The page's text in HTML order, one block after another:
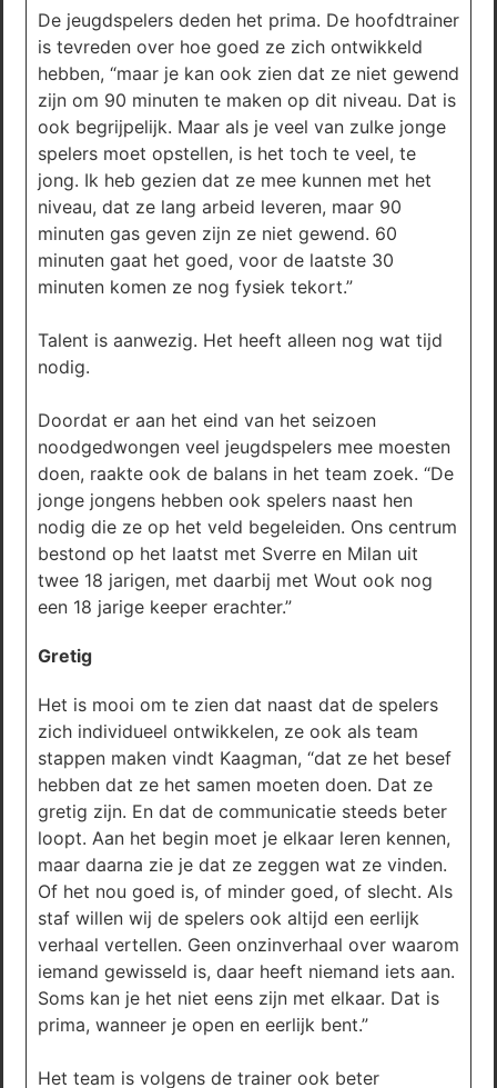
De jeugdspelers deden het prima. De hoofdtrainer
is tevreden over hoe goed ze zich ontwikkeld
hebben, “maar je kan ook zien dat ze niet gewend
zijn om 90 minuten te maken op dit niveau. Dat is
ook begrijpelijk. Maar als je veel van zulke jonge
spelers moet opstellen, is het toch te veel, te
jong. Ik heb gezien dat ze mee kunnen met het
niveau, dat ze lang arbeid leveren, maar 90
minuten gas geven zijn ze niet gewend. 60
minuten gaat het goed, voor de laatste 30
minuten komen ze nog fysiek tekort.”
Talent is aanwezig. Het heeft alleen nog wat tijd
nodig.
Doordat er aan het eind van het seizoen
noodgedwongen veel jeugdspelers mee moesten
doen, raakte ook de balans in het team zoek. “De
jonge jongens hebben ook spelers naast hen
nodig die ze op het veld begeleiden. Ons centrum
bestond op het laatst met Sverre en Milan uit
twee 18 jarigen, met daarbij met Wout ook nog
een 18 jarige keeper erachter.”
Gretig
Het is mooi om te zien dat naast dat de spelers
zich individueel ontwikkelen, ze ook als team
stappen maken vindt Kaagman, “dat ze het besef
hebben dat ze het samen moeten doen. Dat ze
gretig zijn. En dat de communicatie steeds beter
loopt. Aan het begin moet je elkaar leren kennen,
maar daarna zie je dat ze zeggen wat ze vinden.
Of het nou goed is, of minder goed, of slecht. Als
staf willen wij de spelers ook altijd een eerlijk
verhaal vertellen. Geen onzinverhaal over waarom
iemand gewisseld is, daar heeft niemand iets aan.
Soms kan je het niet eens zijn met elkaar. Dat is
prima, wanneer je open en eerlijk bent.”
Het team is volgens de trainer ook beter